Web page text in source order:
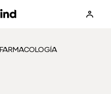
FARMACOLOGÍA